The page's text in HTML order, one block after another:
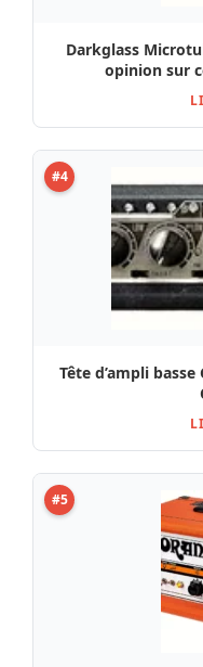
Darkglass
opinion sur
#4
Tête d’ampli basse
#5